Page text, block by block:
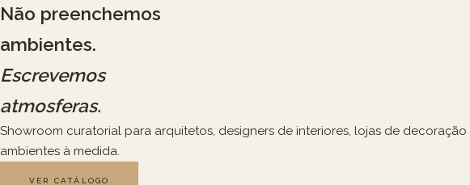
Não preenchemos
ambientes.
Escrevemos
atmosferas.
Showroom curatorial para arquitetos, designers de interiores, lojas de
ambientes à medida.
VER CATÁLOGO